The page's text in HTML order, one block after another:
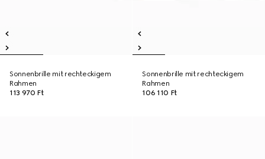
Sonnenbrille mit rechteckigem
Rahmen
113 970 Ft
Sonnenbrille mit rechteckigem
Rahmen
106 110 Ft